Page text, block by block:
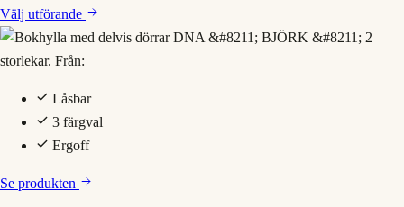
Välj utförande
Låsbar
3 färgval
Ergoff
Se produkten